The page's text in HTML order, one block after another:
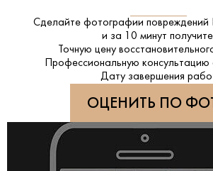
Сделайте фотографии
и за 10 минут
Точную цену
Профессиональную консультацию
Дату завершения
ОЦЕНИТЬ ПО